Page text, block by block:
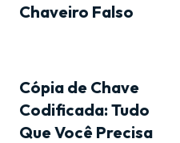
Chaveiro Falso
Cópia de Chave
Codificada: Tudo
Que Você Precisa